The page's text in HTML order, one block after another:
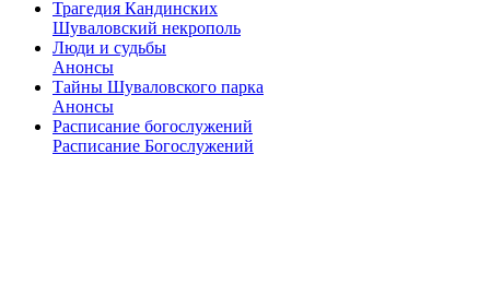
Трагедия Кандинских
Шуваловский некрополь
Люди и судьбы
Анонсы
Тайны Шуваловского парка
Анонсы
Расписание богослужений
Расписание Богослужений